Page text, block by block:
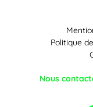
Politique
Nous